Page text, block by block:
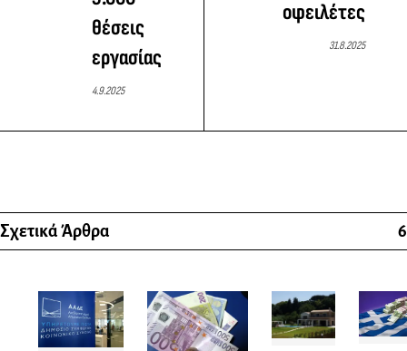
θέσεις
εργασίας
4.9.2025
οφειλέτες
31.8.2025
Σχετικά Άρθρα 6